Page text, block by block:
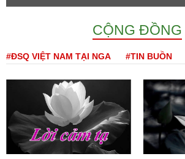
CỘNG ĐỒNG
#ĐSQ VIỆT NAM TẠI NGA #TIN BUỒN